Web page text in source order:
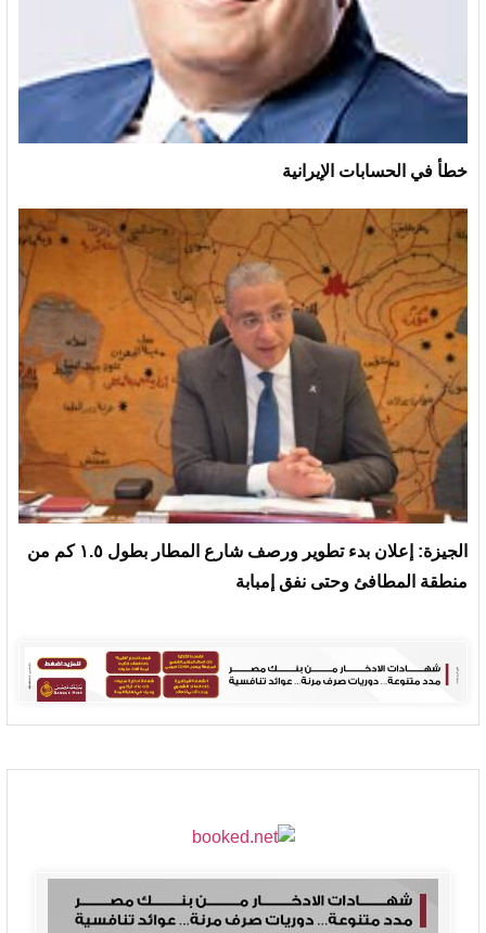
خطأ في الحسابات الإيرانية
الجيزة: إعلان بدء تطوير ورصف شارع المطار بطول ١.٥ كم من
منطقة المطافئ وحتى نفق إمبابة